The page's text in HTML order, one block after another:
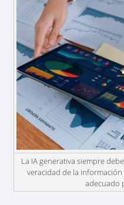
La IA generativa siempre
veracidad de la
adecuado